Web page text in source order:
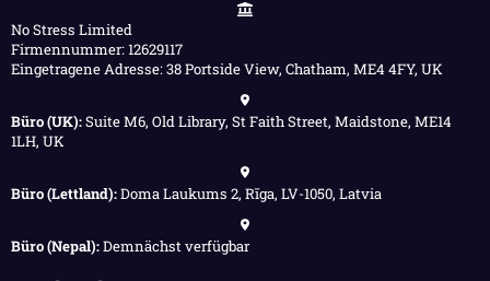
No Stress Limited
Firmennummer: 12629117
Eingetragene Adresse: 38 Portside View, Chatham, ME4 4FY, UK
Büro (UK):Suite M6, Old Library, St Faith Street, Maidstone, ME14
1LH, UK
Büro (Lettland):Doma Laukums 2, Rīga, LV-1050, Latvia
Büro (Nepal):Demnächst verfügbar